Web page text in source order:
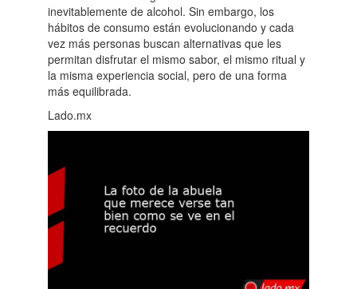
inevitablemente de alcohol. Sin embargo, los
hábitos de consumo están evolucionando y cada
vez más personas buscan alternativas que les
permitan disfrutar el mismo sabor, el mismo ritual y
la misma experiencia social, pero de una forma
más equilibrada.
Lado.mx